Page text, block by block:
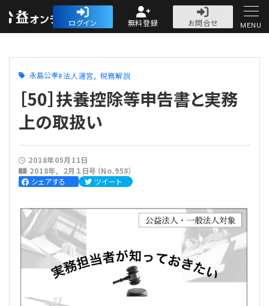
公益・一般法人オ
ログイン 無料登録
お問合せ
人気記事
法人運営
法人運営
理事会
評議員会・社員総会
理事・監事
会計・税務
会計・税務
定期提出書類
会計処理
労務
労務
労務管理
法務
法務
経営
MENU
永島公孝 法人運営 税務解説
［50］扶養控除等申告書と実務
上の取扱い
2018年05月11日
2018年
２月１日号（No.958）
シェアする
ツイート